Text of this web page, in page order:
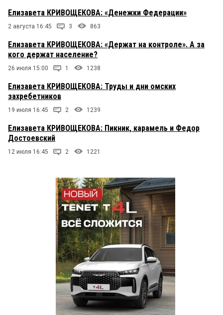
Елизавета КРИВОЩЕКОВА: «Денежки Федерации»
2 августа 16:45 3 863
Елизавета КРИВОЩЕКОВА: «Держат на контроле». А за
кого держат население?
26 июля 15:00 1 1238
Елизавета КРИВОЩЕКОВА: Труды и дни омских
захребетников
19 июля 16:45 2 1239
Елизавета КРИВОЩЕКОВА: Пикник, карамель и Федор
Достоевский
12 июля 16:45 2 1221